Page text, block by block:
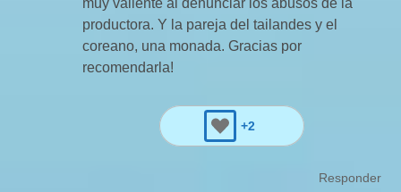
muy valiente al denunciar los abusos de la
productora. Y la pareja del tailandes y el
coreano, una monada. Gracias por
recomendarla!
+2
Responder